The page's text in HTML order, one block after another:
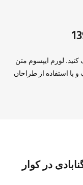
لورم ایپسوم متن
با استفاده از طراحان
در کوار